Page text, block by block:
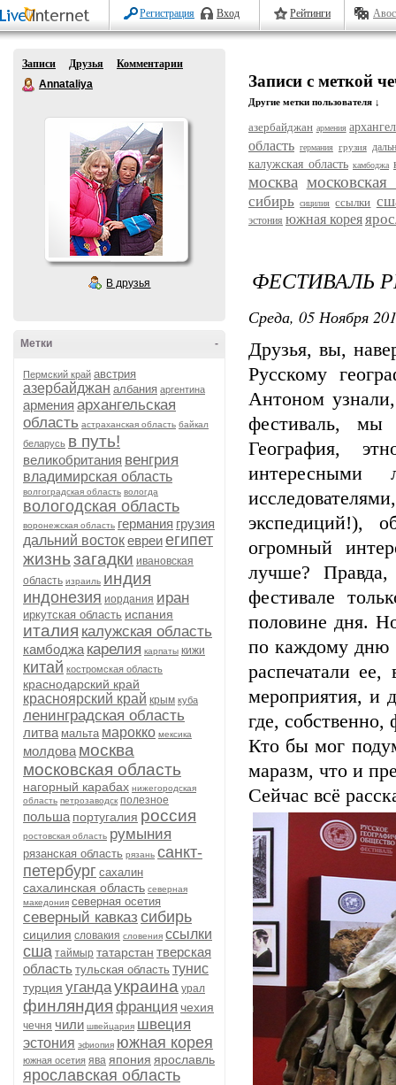
Регистрация Вход Рейтинги
Записи Друзья
Комментарии
Annataliya
В друзья
-
Метки
Пермский край австрия
азербайджан албания аргентина
армения архангельская
область астраханская область байкал
беларусь в путь!
великобритания венгрия
владимирская область
волгоградская область вологда
вологодская область
воронежская область германия грузия
дальний востокевреиегипет
жизньзагадки ивановская
область израиль индия
индонезия иордания иран
иркутская область испания
италия калужская область
камбоджа карелия карпаты кижи
китай костромская область
краснодарский край
красноярский край крым куба
ленинградская область
литва мальта марокко мексика
молдова москва
московская область
нагорный карабах нижегородская
область петрозаводск полезное
польша португалия россия
ростовская область румыния
рязанская область рязань санкт-
петербург сахалин
сахалинская область северная
македония северная осетия
северный кавказ сибирь
сицилия словакия словения ссылки
сша таймыр татарстан тверская
область тульская область тунис
турция угандаукраина урал
финляндия франция чехия
чечня чили швейцария швеция
эстония эфиопия южная корея
южная осетия ява япония ярославль
ярославская область
Записи с меткой
Другие метки пользователя ↓
азербайджан армения
область германия грузия
калужская область камбоджа
москва московская
сибирь сицилия ссылки
эстония южная корея
ФЕСТИВАЛЬ
Среда, 05 Ноября
Друзья, вы,
Русскому
Антоном
фестиваль, мы
География,
интересными
экспедиций!),
огромный
лучше?
фестивале
половине дня.
по каждому дню
распечатали
мероприятия, и
где, собственно,
Кто бы мог
маразм, что и
Сейчас всё